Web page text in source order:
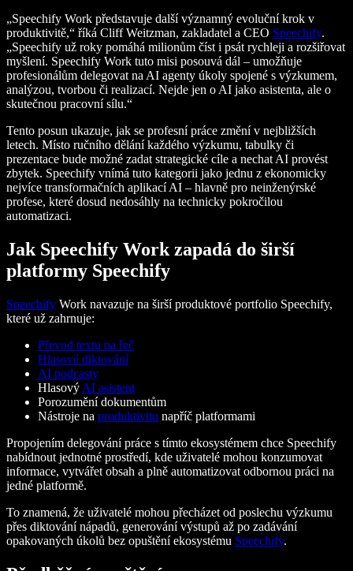
„Speechify Work představuje další významný evoluční krok v
produktivitě,“ říká Cliff Weitzman, zakladatel a CEO Speechify.
„Speechify už roky pomáhá milionům číst i psát rychleji a rozšiřovat
myšlení. Speechify Work tuto misi posouvá dál – umožňuje
profesionálům delegovat na AI agenty úkoly spojené s výzkumem,
analýzou, tvorbou či realizací. Nejde jen o AI jako asistenta, ale o
skutečnou pracovní sílu.“
Tento posun ukazuje, jak se profesní práce změní v nejbližších
letech. Místo ručního dělání každého výzkumu, tabulky či
prezentace bude možné zadat strategické cíle a nechat AI provést
zbytek. Speechify vnímá tuto kategorii jako jednu z ekonomicky
nejvíce transformačních aplikací AI – hlavně pro neinženýrské
profese, které dosud nedosáhly na technicky pokročilou
automatizaci.
Jak Speechify Work zapadá do širší
platformy Speechify
Speechify Work navazuje na širší produktové portfolio Speechify,
které už zahrnuje:
Převod textu na řeč
Hlasové diktování
AI podcasty
Hlasový AI asistent
Porozumění dokumentům
Nástroje na produktivitu napříč platformami
Propojením delegování práce s tímto ekosystémem chce Speechify
nabídnout jednotné prostředí, kde uživatelé mohou konzumovat
informace, vytvářet obsah a plně automatizovat odbornou práci na
jedné platformě.
To znamená, že uživatelé mohou přecházet od poslechu výzkumu
přes diktování nápadů, generování výstupů až po zadávání
opakovaných úkolů bez opuštění ekosystému Speechify.